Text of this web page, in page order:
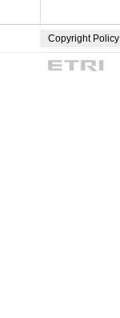
Copyright Policy